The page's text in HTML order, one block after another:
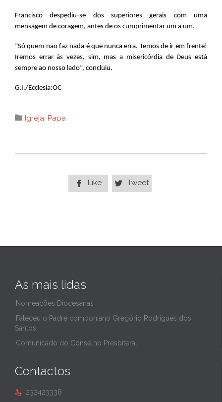
Francisco despediu-se dos superiores gerais com uma
mensagem de coragem, antes de os cumprimentar um a um.
“Só quem não faz nada é que nunca erra. Temos de ir em frente!
Iremos errar às vezes, sim, mas a misericórdia de Deus está
sempre ao nosso lado”, concluiu.
G.I./Ecclesia:OC
 Category
Igreja, Papa
 Like  Tweet
As mais lidas
Nomeações Diocesanas
Faleceu o Padre comboniano Gregório Rodrigues dos
Santos
Comunicado do Conselho Presbiteral
Contactos
 232423338